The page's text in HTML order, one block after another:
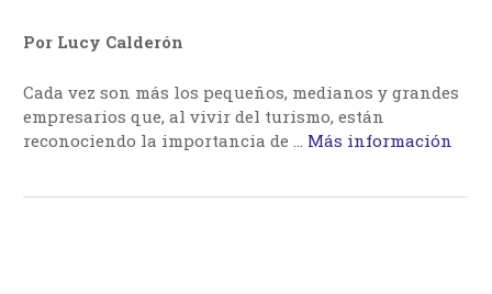
Por Lucy Calderón
Cada vez son más los pequeños, medianos y grandes
empresarios que, al vivir del turismo, están
reconociendo la importancia de … Más información